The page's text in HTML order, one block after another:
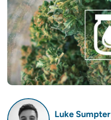
Luke Sumpter